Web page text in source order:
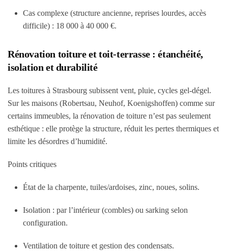
Cas complexe (structure ancienne, reprises lourdes, accès
difficile) : 18 000 à 40 000 €.
Rénovation toiture et toit-terrasse : étanchéité,
isolation et durabilité
Les toitures à Strasbourg subissent vent, pluie, cycles gel-dégel.
Sur les maisons (Robertsau, Neuhof, Koenigshoffen) comme sur
certains immeubles, la rénovation de toiture n’est pas seulement
esthétique : elle protège la structure, réduit les pertes thermiques et
limite les désordres d’humidité.
Points critiques
État de la charpente, tuiles/ardoises, zinc, noues, solins.
Isolation : par l’intérieur (combles) ou sarking selon
configuration.
Ventilation de toiture et gestion des condensats.